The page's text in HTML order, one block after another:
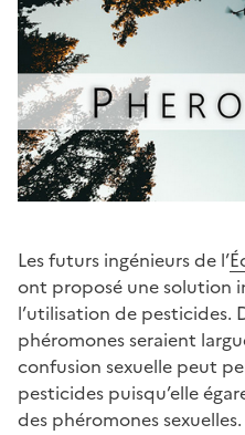
Les futurs ingénieurs de l’
ont proposé une solution
l’utilisation de pesticides.
phéromones seraient
confusion sexuelle peut
pesticides puisqu’elle
des phéromones sexuelles.